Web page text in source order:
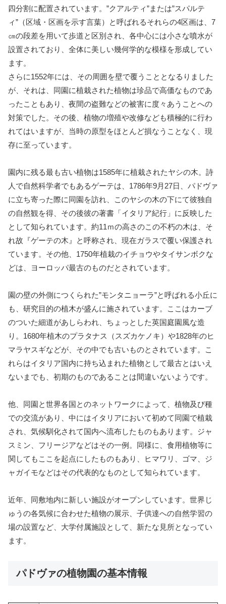
四分割に配置されています。”クアルティ”または”スパルテ
ィ”（区域・区画を示す言葉）と呼ばれるそれらの4区画は、7
㎝の段差を用いて歩道と区別され、各中心には小さな噴水が
設置されており、全体に美しい幾何学的な模様を形成してい
ます。
さらに1552年には、その周囲を壁で覆うこととなるりました
が、それは、同園に植栽された植物は珍品で高価なものであ
ったこともあり、夜間の盗難などの被害に度々あうことへの
対策でした。その後、植物の増殖や改修なども積極的に行わ
れてはいますが、当時の原型をほとんど損なうことなく、現
存に至っています。
園内に残る最も古い植物は1585年に植栽されたヤシの木。詩
人で自然科学者でもあるゲーテは、1786年9月27日、パドヴァ
に立ち寄った際に同園を訪れ、このヤシの木の下にて彼独自
の自然観を得、その後彼の著書「イタリア紀行」に反映した
として知られています。約11ｍの高さのこの不朽の木は、そ
れ故『ゲーテの木』と呼称され、現在ガラスで覆い保護され
ています。その他、1750年植栽のイチョウやタイサンボクな
どは、ヨーロッパ最古のものだとされています。
園の壁の外側につくられた”モンタニョーラ”と呼ばれる小丘に
も、研究目的の植木が盛んに施されています。ここはカーブ
のついた細道があしらわれ、ちょっとした英国庭園風な造
り。1680年植木のプラタナス（スズカケノキ）や1828年のヒ
マラヤスギなどが、その中でも古いものとされています。こ
れらはイタリア国内に持ち込まれた植物として最古とはいえ
ないまでも、初期のものであることは間違いないようです。
他、同園と世界各国とのネットワークによって、植物及び種
での交流があり、中にはイタリアにおいて初めて同園で植栽
され、気候馴化されて国内へ流布したものもあります。ジャ
スミン、フリージアなどはその一例。同様に、食用植物等に
関してもここを起点にしたものもあり、ヒマワリ、ゴマ、ジ
ャガイモなどはその代表的なものとして知られています。
近年、同敷地内に新しい施設がオープンしています。世界じ
ゅうの各気候に合わせた植物の展示、子供達への自然学習の
場の設置など、大学付属施設として、新たな見所となってい
ます。
パドヴァの植物園の基本情報